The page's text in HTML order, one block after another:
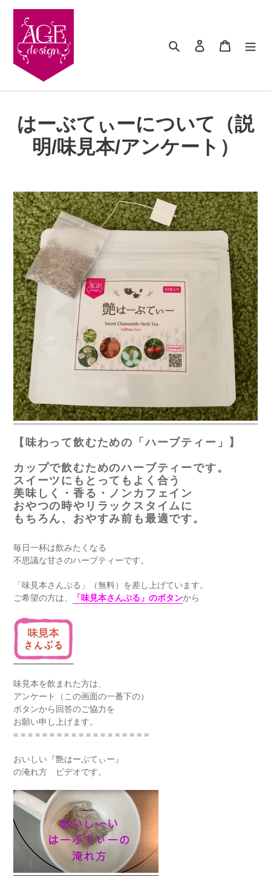
検索 ログインカート
はーぶてぃーについて（説
明/味見本/アンケート）
【味わって飲むための「ハーブティー」】
カップで飲むためのハーブティーです。
スイーツにもとってもよく合う
美味しく・香る・ノンカフェイン
おやつの時やリラックスタイムに
もちろん、おやすみ前も最適です。
毎日一杯は飲みたくなる
不思議な甘さのハーブティーです。
「味見本さんぷる」（無料）を差し上げています。
ご希望の方は、
「味見本さんぷる」のボタンから
味見本を飲まれた方は、
アンケート（この画面の一番下の）
ボタンから回答のご協力を
お願い申し上げます。
= = = = = = = = = = = = = = = = = = =
おいしい『艶はーぶてぃー』
の淹れ方 ビデオです。